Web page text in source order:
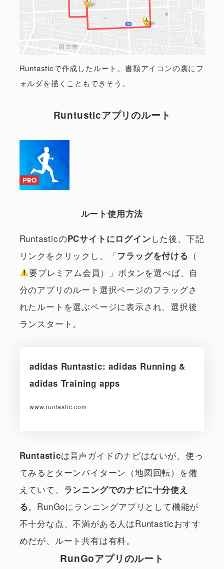
Runtasticで作成したルート。書類アイコンの裏にフ
ォルダを描くこともできそう。
Runtusticアプリのルート
ルート使用方法
RuntasticのPCサイトにログインした後、下記
リンクをクリックし、「フラッグを付ける （
要プレミアム会員）」ボタンを選べば、自
分のアプリのルート選択ページのフラッグさ
れたルートを選ぶページに表示され、選択後
ランスタート。
adidas Runtastic: adidas Running &
adidas Training apps
www.runtastic.com
Runtasticは音声ガイドのナビはないが、使っ
てみるとターンバイターン（地図回転）を備
えていて、 ランニングでのナビに十分使え
る。RunGoにランニングアプリとして機能が
不十分な点、不満がある人はRuntasticおすす
めだが、ルート共有は有料。
RunGoアプリのルート